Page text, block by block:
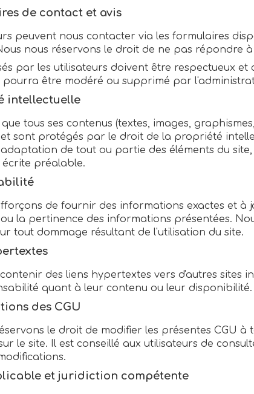
de contact et avis
peuvent nous contacter via les formulaires
nous réservons le droit de ne pas répondre
par les utilisateurs doivent être respectueux
être modéré ou supprimé par
intellectuelle
que tous ses contenus (textes, images,
sont protégés par le droit de la propriété
de tout ou partie des éléments du
préalable.
de fournir des informations exactes et à
la pertinence des informations présentées.
tout dommage résultant de l'utilisation du site.
des liens hypertextes vers d'autres sites
quant à leur contenu ou leur disponibilité.
des CGU
le droit de modifier les présentes CGU
le site. Il est conseillé aux utilisateurs de
et juridiction compétente